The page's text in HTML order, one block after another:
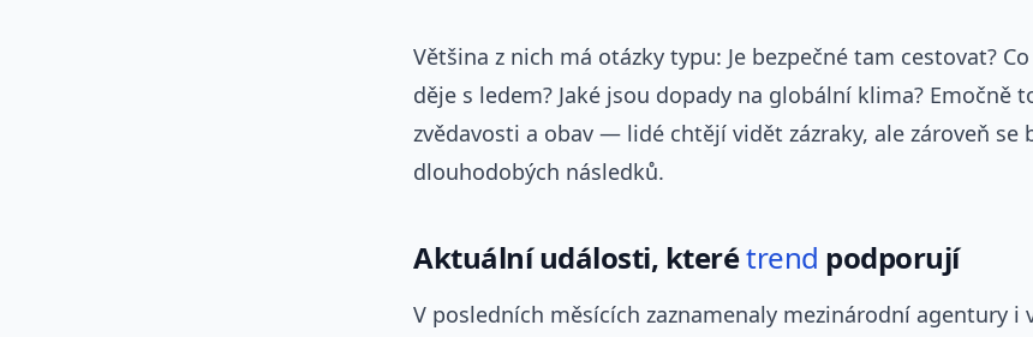
Většina z nich má otázky typu: Je bezpečné tam cestovat?
děje s ledem? Jaké jsou dopady na globální klima? Emočně
zvědavosti a obav — lidé chtějí vidět zázraky, ale zároveň se
dlouhodobých následků.
Aktuální události, kterétrend podporují
V posledních měsících zaznamenaly mezinárodní agentury i